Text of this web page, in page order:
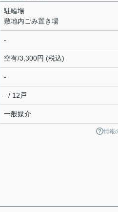
駐輪場
敷地内ごみ置き場
-
空有/3,300円 (税込)
-
- / 12戸
一般媒介
情報